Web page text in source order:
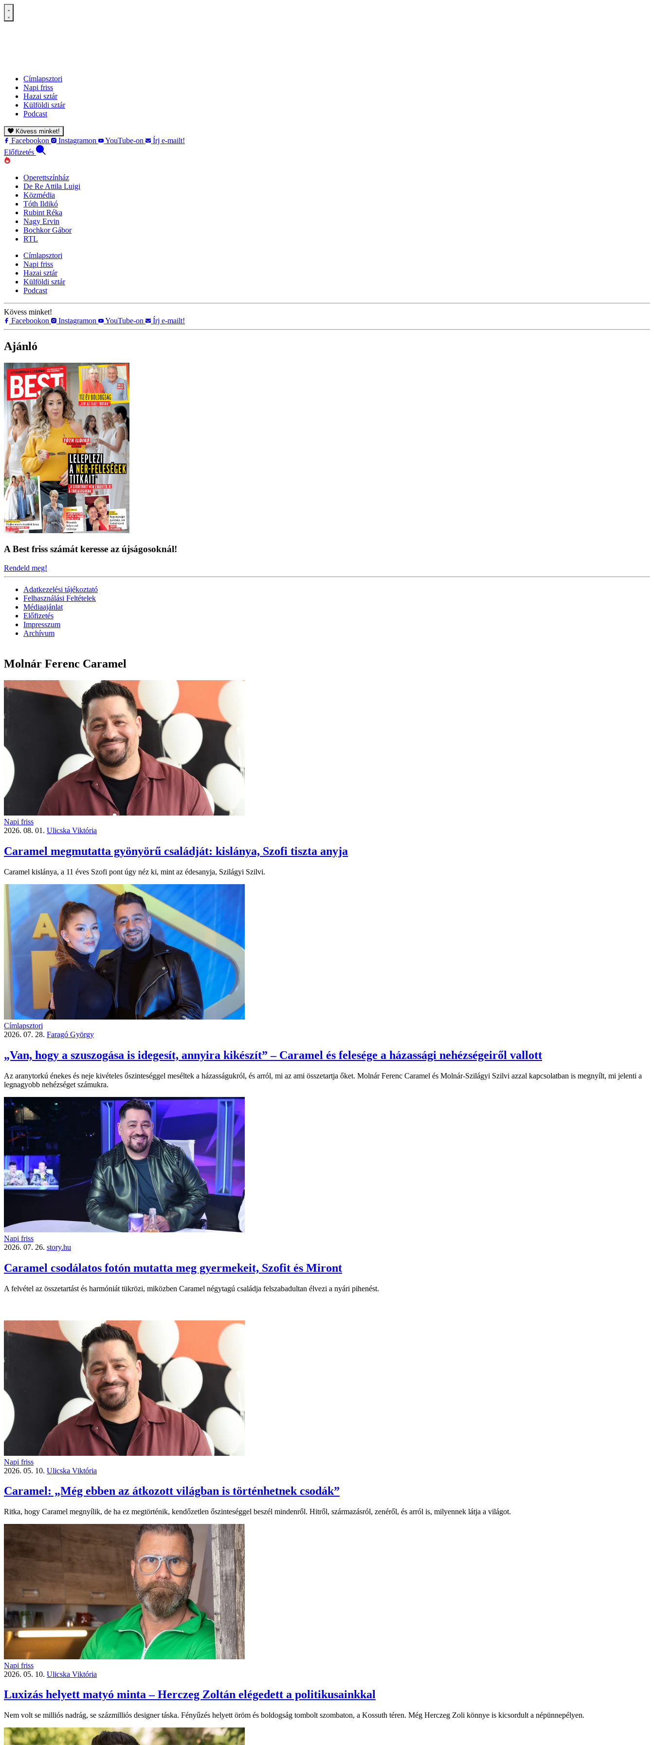
Címlapsztori
Napi friss
Hazai sztár
Külföldi sztár
Podcast
Kövess minket!
Facebookon Instagramon YouTube-on
Írj e-mailt!
Előfizetés
Operettszínház
De Re Attila Luigi
Közmédia
Tóth Ildikó
Rubint Réka
Nagy Ervin
Bochkor Gábor
RTL
Címlapsztori
Napi friss
Hazai sztár
Külföldi sztár
Podcast
Kövess minket!
Facebookon
Instagramon YouTube-on Írj e-mailt!
Ajánló
A Best friss számát keresse az újságosoknál!
Rendeld meg!
Adatkezelési tájékoztató
Felhasználási Feltételek
Médiaajánlat
Előfizetés
Impresszum
Archívum
Molnár Ferenc Caramel
Napi friss
2026. 08. 01. Ulicska Viktória
Caramel megmutatta gyönyörű családját: kislánya, Szofi tiszta anyja
Caramel kislánya, a 11 éves Szofi pont úgy néz ki, mint az édesanyja, Szilágyi Szilvi.
Címlapsztori
2026. 07. 28. Faragó György
„Van, hogy a szuszogása is idegesít, annyira kikészít” – Caramel és felesége a házassági nehézségeiről vallott
Az aranytorkú énekes és neje kivételes őszinteséggel meséltek a házasságukról, és arról, mi az ami összetartja őket. Molnár Ferenc Caramel és Molnár-Szilágyi Szilvi azzal kapcsolatban is megnyílt, mi jelenti a
legnagyobb nehézséget számukra.
Napi friss
2026. 07. 26. story.hu
Caramel csodálatos fotón mutatta meg gyermekeit, Szofit és Miront
A felvétel az összetartást és harmóniát tükrözi, miközben Caramel négytagú családja felszabadultan élvezi a nyári pihenést.
Napi friss
2026. 05. 10. Ulicska Viktória
Caramel: „Még ebben az átkozott világban is történhetnek csodák”
Ritka, hogy Caramel megnyílik, de ha ez megtörténik, kendőzetlen őszinteséggel beszél mindenről. Hitről, származásról, zenéről, és arról is, milyennek látja a világot.
Napi friss
2026. 05. 10. Ulicska Viktória
Luxizás helyett matyó minta – Herczeg Zoltán elégedett a politikusainkkal
Nem volt se milliós nadrág, se százmilliós designer táska. Fényűzés helyett öröm és boldogság tombolt szombaton, a Kossuth téren. Még Herczeg Zoli könnye is kicsordult a népünnepélyen.